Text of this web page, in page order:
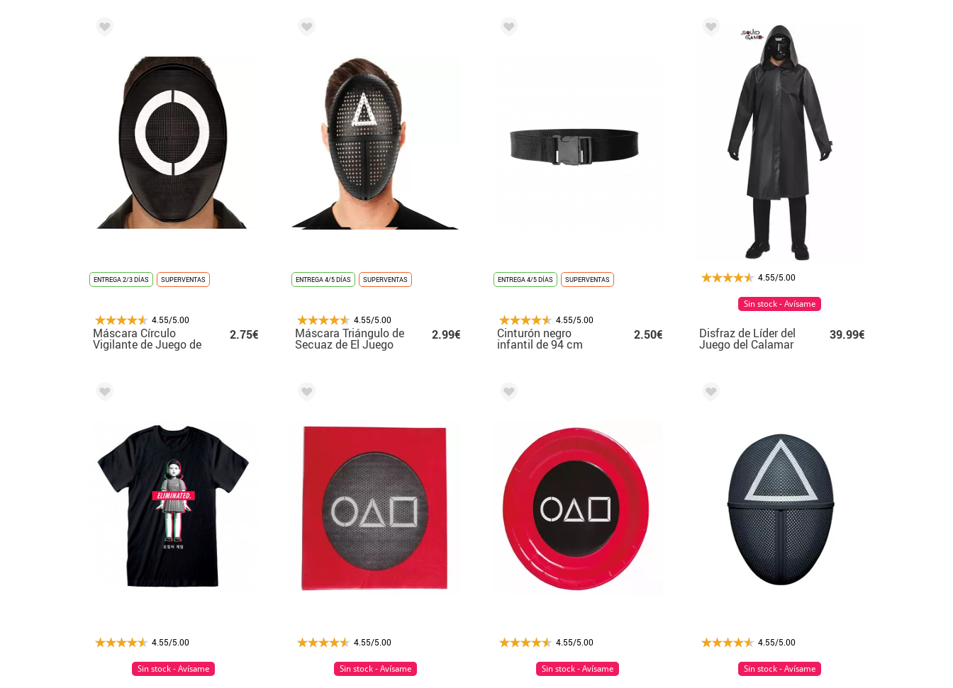
ENTREGA 2/3 DÍAS SUPERVENTAS
4.55/5.00
Máscara Círculo
Vigilante de Juego de
PVC
2.75€
ENTREGA 4/5 DÍAS SUPERVENTAS
4.55/5.00
Máscara Triángulo de
Secuaz de El Juego
2.99€
ENTREGA 4/5 DÍAS SUPERVENTAS
4.55/5.00
Cinturón negro
infantil de 94 cm
2.50€
4.55/5.00
Disfraz de Líder del
Juego del Calamar
para hombre
39.99€
Sin stock - Avísame
4.55/5.00
Sin stock - Avísame
4.55/5.00
Sin stock - Avísame
4.55/5.00
Sin stock - Avísame
4.55/5.00
Sin stock - Avísame